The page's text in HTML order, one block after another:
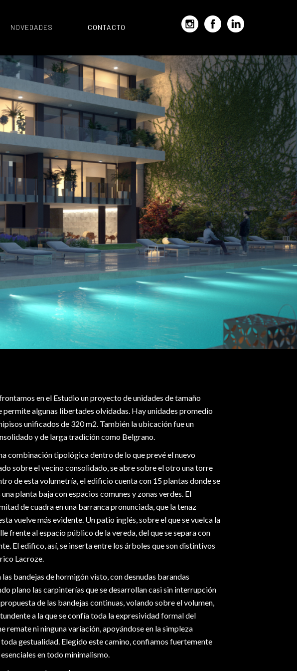
NOVEDADES CONTACTO
en el Estudio un proyecto de unidades de tamaño
permite algunas libertades olvidadas. Hay unidades promedio
unificados de 320 m2. También la ubicación fue un
y de larga tradición como Belgrano.
combinación tipológica dentro de lo que prevé el nuevo
sobre el vecino consolidado, se abre sobre el otro una torre
de esta volumetría, el edificio cuenta con 15 plantas donde se
planta baja con espacios comunes y zonas verdes. El
de cuadra en una barranca pronunciada, que la tenaz
vuelve más evidente. Un patio inglés, sobre el que se vuelca la
frente al espacio público de la vereda, del que se separa con
El edifico, así, se inserta entre los árboles que son distintivos
Lacroze.
bandejas de hormigón visto, con desnudas barandas
plano las carpinterías que se desarrollan casi sin interrupción
de las bandejas continuas, volando sobre el volumen,
a la que se confía toda la expresividad formal del
remate ni ninguna variación, apoyándose en la simpleza
gestualidad. Elegido este camino, confiamos fuertemente
en todo minimalismo.